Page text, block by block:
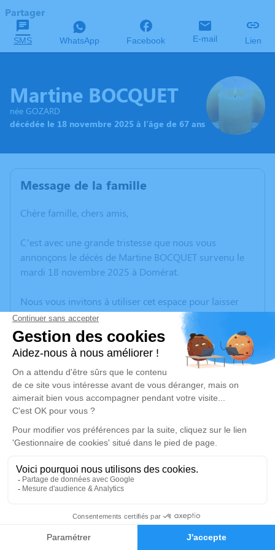
Faire-part Hommages
Partager
SMS WhatsApp Facebook E-mail Lien
Martine BOCQUET
née GOZARD
décédée le 18 novembre 2025 à l'âge de 67 ans
Message de la famille
Chère famille, chers amis,
C’est avec une grande tristesse que nous vous
annonçons le décès de Martine BOCQUET survenu le
mardi 18 novembre 2025 à Domérat.
Nous vous invitons à utiliser cet espace pour laisser
vos condoléances, partager des photos souvenirs, une
anecdote ou exprimer vos pensées à travers des
poèmes ou des textes. Cet endroit est un lieu
d'expression dédié à honorer la mémoire de Martine
BOCQUET.
Un service de plantation d’arbre hommage est
disponible ici.
Je rends hommage
Cérémonie civile
Crématorium de Montluçon de Domérat
70 Avenue Ambroise Croizat